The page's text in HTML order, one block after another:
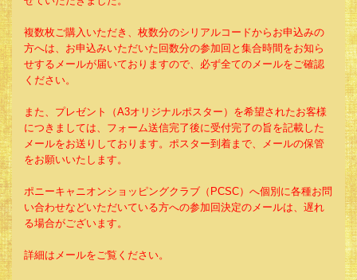
複数枚ご購入いただき、枚数分のシリアルコードからお申込みの
方へは、お申込みいただいた回数分の参加回と集合時間をお知ら
せするメールが届いておりますので、必ず全てのメールをご確認
ください。
また、プレゼント（A3オリジナルポスター）を希望されたお客様
につきましては、フォーム送信完了後に受付完了の旨を記載した
メールをお送りしております。ポスター到着まで、メールの保管
をお願いいたします。
ポニーキャニオンショッピングクラブ（PCSC）へ個別に各種お問
い合わせなどいただいている方への参加回決定のメールは、遅れ
る場合がございます。
詳細はメールをご覧ください。